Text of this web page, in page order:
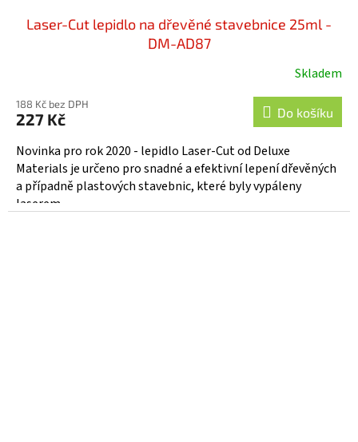
Laser-Cut lepidlo na dřevěné stavebnice 25ml -
DM-AD87
Skladem
188 Kč bez DPH
227 Kč Do košíku
Novinka pro rok 2020 - lepidlo Laser-Cut od Deluxe
Materials je určeno pro snadné a efektivní lepení dřevěných
a případně plastových stavebnic, které byly vypáleny
laserem....